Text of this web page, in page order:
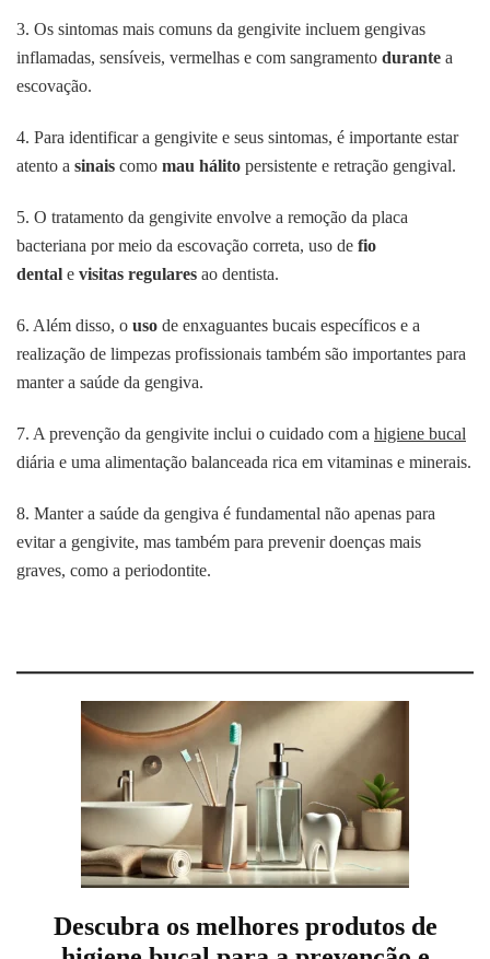
3. Os sintomas mais comuns da gengivite incluem gengivas
inflamadas, sensíveis, vermelhas e com sangramento durante a
escovação.
4. Para identificar a gengivite e seus sintomas, é importante estar
atento a sinais como mau hálito persistente e retração gengival.
5. O tratamento da gengivite envolve a remoção da placa
bacteriana por meio da escovação correta, uso de fio
dental e visitas regulares ao dentista.
6. Além disso, o uso de enxaguantes bucais específicos e a
realização de limpezas profissionais também são importantes para
manter a saúde da gengiva.
7. A prevenção da gengivite inclui o cuidado com a higiene bucal
diária e uma alimentação balanceada rica em vitaminas e minerais.
8. Manter a saúde da gengiva é fundamental não apenas para
evitar a gengivite, mas também para prevenir doenças mais
graves, como a periodontite.
Descubra os melhores produtos de